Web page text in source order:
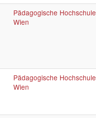
Pädagogische Hochschule
Wien
Pädagogische Hochschule
Wien